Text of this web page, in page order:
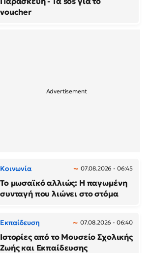
voucher
Κοινωνία 07.08.2026 - 06:45
Το μωσαϊκό αλλιώς: Η παγωμένη
συνταγή που λιώνει στο στόμα
Εκπαίδευση 07.08.2026 - 06:40
Ιστορίες από το Μουσείο Σχολικής
Ζωής και Εκπαίδευσης